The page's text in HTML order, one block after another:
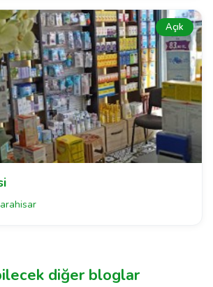
Açık
diğer bloglar